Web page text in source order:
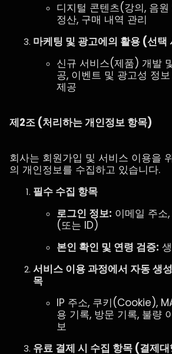
디지털 콘텐츠(강의, 음
정산, 구매 내역 관리
마케팅 및 광고에의 활용 (선택
신규 서비스(제품) 개발
공, 이벤트 및 광고성 정
제공
제2조 (처리하는 개인정보 항목)
회사는 회원가입 및 서비스 이용을
의 개인정보를 수집하고 있습니다.
필수 수집 항목
로그인 정보: 이메일 주소
(또는 ID)
본인 확인 및 연령 검증:
서비스 이용 과정에서 자동 생
목
IP 주소, 쿠키(Cookie),
용 기록, 방문 기록, 불량
보
유료 결제 시 수집 항목 (결제